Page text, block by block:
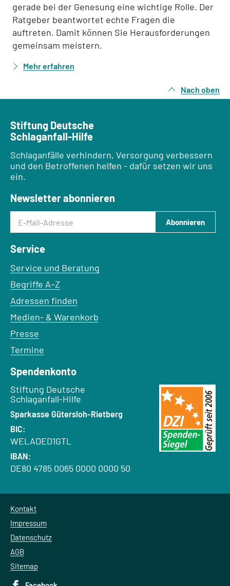
gerade bei der Genesung eine wichtige Rolle. Der
Ratgeber beantwortet echte Fragen die
auftreten. Damit können Sie Herausforderungen
gemeinsam meistern.
Mehr erfahren
Nach oben
Stiftung Deutsche
Schlaganfall-Hilfe
Schlaganfälle verhindern, Versorgung verbessern
und den Betroffenen helfen - dafür setzen wir uns
ein.
Newsletter abonnieren
E-Mail-Adresse
Abonnieren
Service
Service und Beratung
Begriffe A–Z
Adressen finden
Medien- & Warenkorb
Presse
Termine
Spendenkonto
Empfänger:
Stiftung Deutsche
Schlaganfall-Hilfe
Bank:
Sparkasse Gütersloh-Rietberg
BIC:
WELADED1GTL
IBAN:
DE80 4785 0065 0000 0000 50
Kontakt
Impressum
Datenschutz
AGB
Sitemap